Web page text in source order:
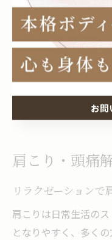
ン効果がさらに高まり
ただし、シートだけ
軽い運動、十分な睡
がけましょう。シー
とで、堺市や柏原市
肩こり・頭痛
リラクゼーションで
肩こりは日常生活の
となりやすく、多く
お
お問